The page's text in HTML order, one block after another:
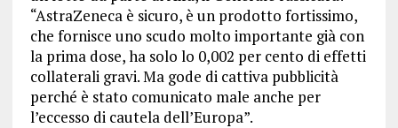
“AstraZeneca è sicuro, è un prodotto fortissimo,
che fornisce uno scudo molto importante già con
la prima dose, ha solo lo 0,002 per cento di effetti
collaterali gravi. Ma gode di cattiva pubblicità
perché è stato comunicato male anche per
l’eccesso di cautela dell’Europa”.